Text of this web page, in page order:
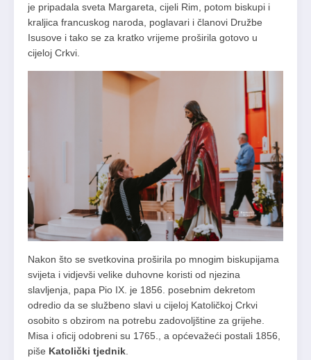
je pripadala sveta Margareta, cijeli Rim, potom biskupi i
kraljica francuskog naroda, poglavari i članovi Družbe
Isusove i tako se za kratko vrijeme proširila gotovo u
cijeloj Crkvi.
Nakon što se svetkovina proširila po mnogim biskupijama
svijeta i vidjevši velike duhovne koristi od njezina
slavljenja, papa Pio IX. je 1856. posebnim dekretom
odredio da se službeno slavi u cijeloj Katoličkoj Crkvi
osobito s obzirom na potrebu zadovoljštine za grijehe.
Misa i oficij odobreni su 1765., a općevažeći postali 1856,
piše Katolički tjednik.